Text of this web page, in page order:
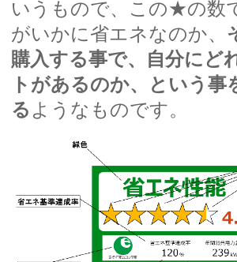
いうもので、この★の数
がいかに省エネなのか、
購入する事で、自分にど
トがあるのか、という事
る ようなものです。